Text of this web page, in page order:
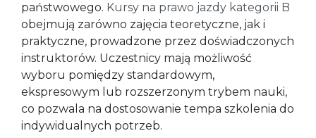
państwowego. Kursy na prawo jazdy kategorii B
obejmują zarówno zajęcia teoretyczne, jak i
praktyczne, prowadzone przez doświadczonych
instruktorów. Uczestnicy mają możliwość
wyboru pomiędzy standardowym,
ekspresowym lub rozszerzonym trybem nauki,
co pozwala na dostosowanie tempa szkolenia do
indywidualnych potrzeb.